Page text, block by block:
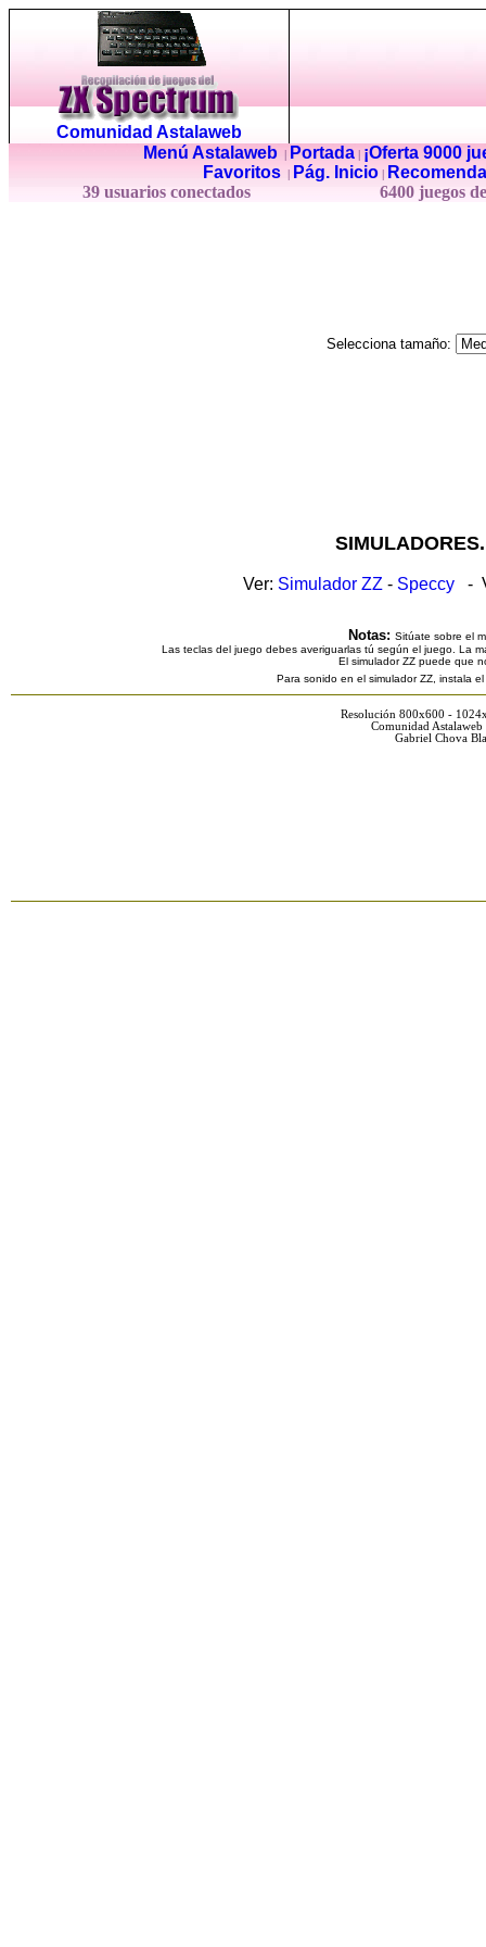
Comunidad Astalaweb
Menú Astalaweb| Portada|
¡Oferta 9000
Favoritos
Pág. Inicio
39 usuarios conectados
6400 juegos
Selecciona tamaño:
Ver: Simulador ZZ - Speccy -
Notas: Sitúate sobre el
Las teclas del juego debes averiguarlas tú según el juego. La
El simulador ZZ puede que
Para sonido en el simulador ZZ, instala
Resolución 800x600 -
Comunidad
Gabriel Chova